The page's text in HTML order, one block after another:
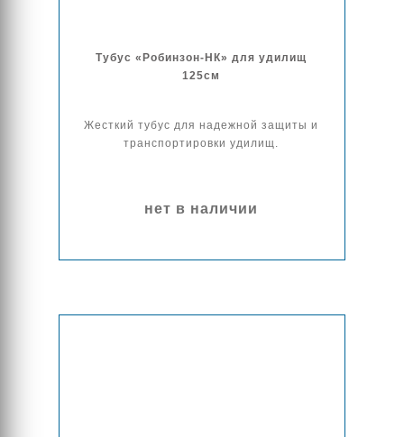
Тубус «Робинзон-НК» для удилищ
125см
Жесткий тубус для надежной защиты и
транспортировки удилищ.
нет в наличии